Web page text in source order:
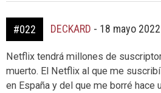
#022 DECKARD - 18 mayo
Netflix tendrá millones de
muerto. El Netflix al que me
en España y del que me borré hace